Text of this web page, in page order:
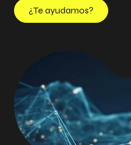
¿Te ayudamos?